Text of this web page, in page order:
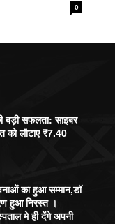
0
बड़ी सफलता: साइबर
को लौटाए ₹7.40
का हुआ सम्मान,डॉ
हुआ निरस्त ।
मे ही देंगे अपनी